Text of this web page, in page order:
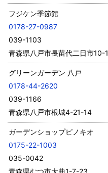
フジケン季節館
0178-27-0987
039-1103
青森県八戸市長苗代二日市10-1
グリーンガーデン 八戸
0178-44-2620
039-1166
青森県八戸市根城4-21-14
ガーデンショップピノキオ
0175-22-1003
035-0042